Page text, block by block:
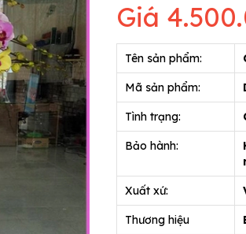
Giá
Tên sản phẩm:
Mã sản phẩm:
Tình trạng:
Bảo hành:
Xuất xứ:
Thương hiệu